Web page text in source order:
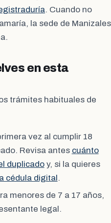
. Cuando no
la sede de Manizales
en esta
trámites habituales de
vez al cumplir 18
Revisa antes cuánto
duplicadoy, si la quieres
cédula digital .
menores de 7 a 17 años,
legal.